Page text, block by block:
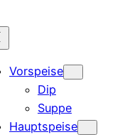
Vorspeise
Dip
Suppe
Hauptspeise